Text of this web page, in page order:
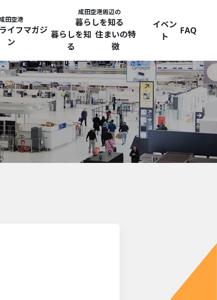
田空港
イフマガジ
ン
成田空港周辺の
暮らしを知る
暮らしを知
る
住まいの特
徴
イベン
ト
FAQ